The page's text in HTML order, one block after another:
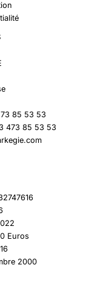
85 53 53
473 85 53 53
Euros
2000